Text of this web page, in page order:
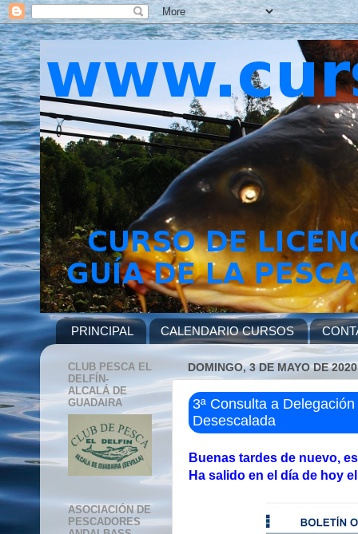
PRINCIPAL CALENDARIO CURSOS
DOMINGO, 3 DE MAYO DE 2020
3ª Consulta a
Desescalada
Buenas tardes de nuevo,
Ha salido en el día de hoy
CLUB PESCA EL
DELFÍN-
ALCALÁ DE
GUADAIRA
ASOCIACIÓN DE
PESCADORES